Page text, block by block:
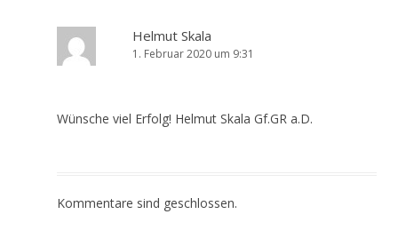
Helmut Skala
1. Februar 2020 um 9:31
Wünsche viel Erfolg! Helmut Skala Gf.GR a.D.
Kommentare sind geschlossen.